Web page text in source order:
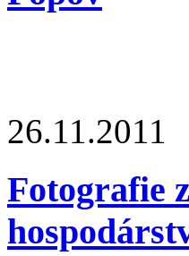
26.11.2011
Fotografie